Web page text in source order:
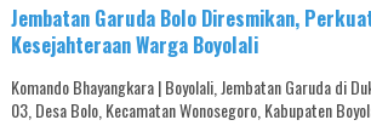
Jembatan Garuda Bolo Diresmikan,
Kesejahteraan Warga Boyolali
Komando Bhayangkara | Boyolali, Jembatan Garuda di
03, Desa Bolo, Kecamatan Wonosegoro, Kabupaten